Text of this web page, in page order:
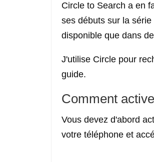
Circle to Search a en
ses débuts sur la
disponible que dans
J'utilise Circle pour
guide.
Comment
Vous devez d'abord
votre téléphone et